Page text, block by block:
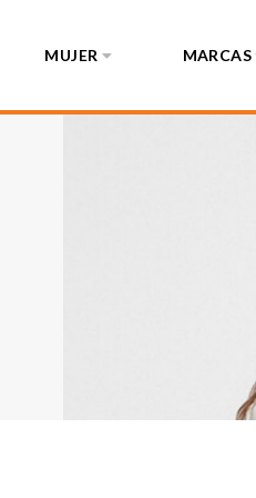
MUJER MARCAS